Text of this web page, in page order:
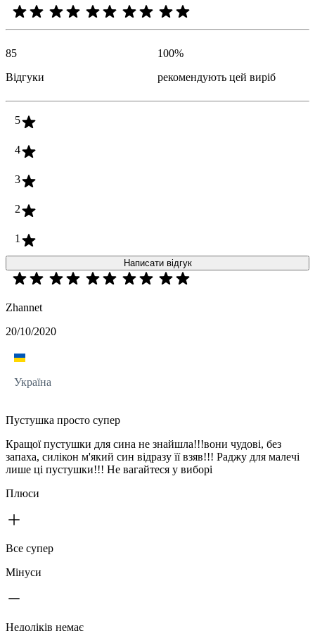
85
Відгуки
100%
рекомендують цей виріб
5
4
3
2
1
Написати відгук
Zhannet
20/10/2020
Україна
Пустушка просто супер
Кращої пустушки для сина не знайшла!!!вони чудові, без
запаха, силікон м'який син відразу її взяв!!! Раджу для малечі
лише ці пустушки!!! Не вагайтеся у виборі
Плюси
Все супер
Мінуси
Недоліків немає